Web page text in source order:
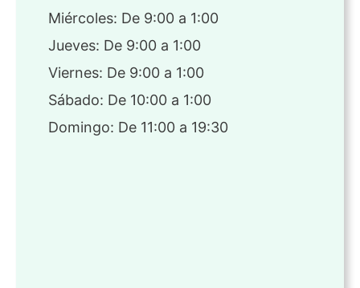
Miércoles: De 9:00 a 1:00
Jueves: De 9:00 a 1:00
Viernes: De 9:00 a 1:00
Sábado: De 10:00 a 1:00
Domingo: De 11:00 a 19:30